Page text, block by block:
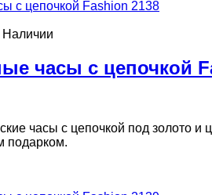
Наличии
часы с цепочкой
часы с цепочкой под золото
подарком.